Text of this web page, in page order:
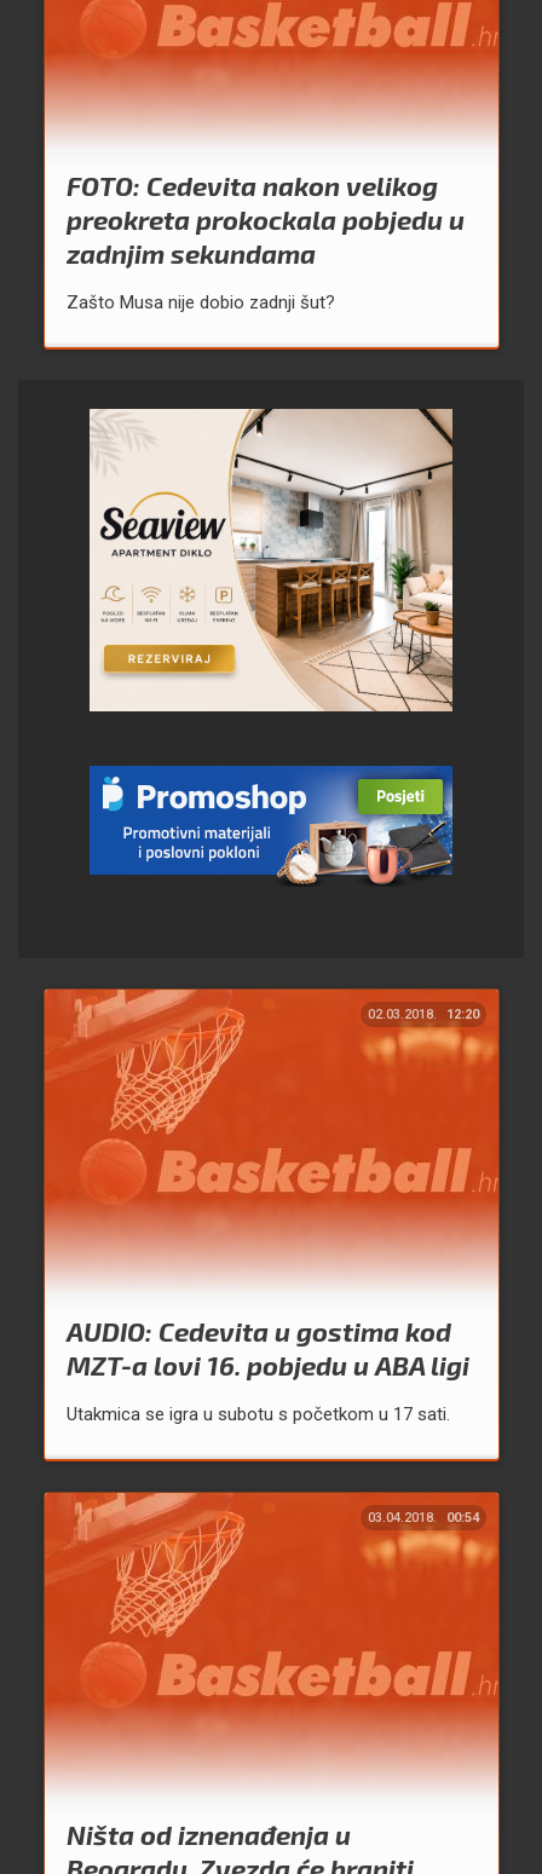
FOTO: Cedevita nakon velikog
preokreta prokockala pobjedu u
zadnjim sekundama
Zašto Musa nije dobio zadnji šut?
02.03.2018. 12:20
AUDIO: Cedevita u gostima kod
MZT-a lovi 16. pobjedu u ABA ligi
Utakmica se igra u subotu s početkom u 17 sati.
03.04.2018. 00:54
Ništa od iznenađenja u